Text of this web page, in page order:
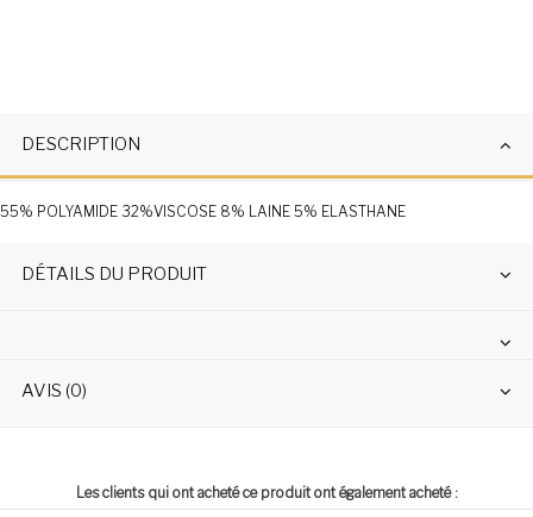
DESCRIPTION
55% POLYAMIDE 32%VISCOSE 8% LAINE 5% ELASTHANE
DÉTAILS DU PRODUIT
AVIS (0)
Les clients qui ont acheté ce produit ont également acheté :